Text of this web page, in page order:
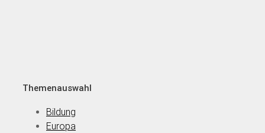
Themenauswahl
Bildung
Europa